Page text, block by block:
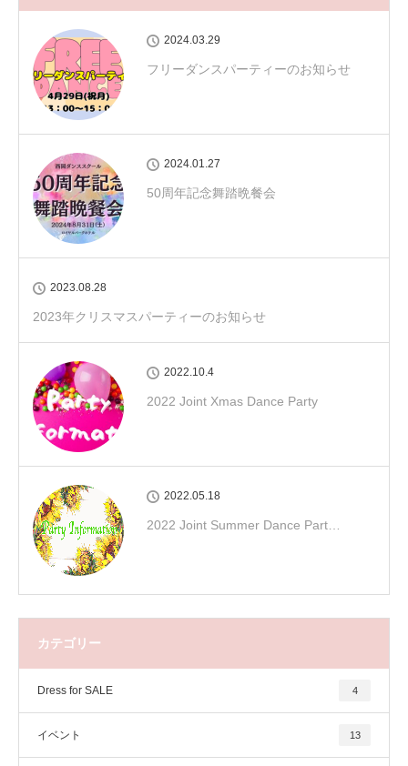
2024.03.29
フリーダンスパーティーのお知らせ
2024.01.27
50周年記念舞踏晩餐会
2023.08.28
2023年クリスマスパーティーのお知らせ
2022.10.4
2022 Joint Xmas Dance Party
2022.05.18
2022 Joint Summer Dance Part…
カテゴリー
Dress for SALE 4
イベント 13